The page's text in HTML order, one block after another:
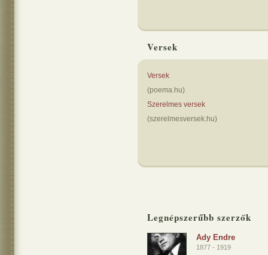
Versek
Versek
(poema.hu)
Szerelmes versek
(szerelmesversek.hu)
Legnépszerűbb szerzők
Ady Endre
1877 - 1919